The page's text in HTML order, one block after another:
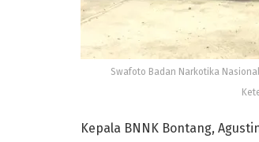
Swafoto Badan Narkotika
Kepala BNNK Bontang,